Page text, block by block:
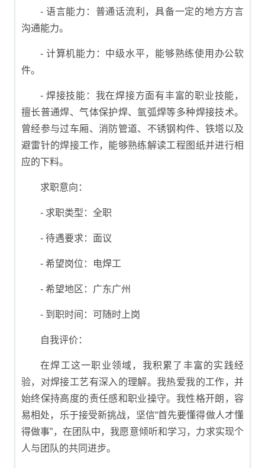
- 语言能力：普通话流利，具备一定的地方方言
沟通能力。
- 计算机能力：中级水平，能够熟练使用办公软
件。
- 焊接技能：我在焊接方面有丰富的职业技能，
擅长普通焊、气体保护焊、氩弧焊等多种焊接技术。
曾经参与过车厢、消防管道、不锈钢构件、铁塔以及
避雷针的焊接工作，能够熟练解读工程图纸并进行相
应的下料。
求职意向：
- 求职类型：全职
- 待遇要求：面议
- 希望岗位：电焊工
- 希望地区：广东广州
- 到职时间：可随时上岗
自我评价：
在焊工这一职业领域，我积累了丰富的实践经
验，对焊接工艺有深入的理解。我热爱我的工作，并
始终保持高度的责任感和职业操守。我性格开朗，容
易相处，乐于接受新挑战，坚信“首先要懂得做人才懂
得做事”，在团队中，我愿意倾听和学习，力求实现个
人与团队的共同进步。